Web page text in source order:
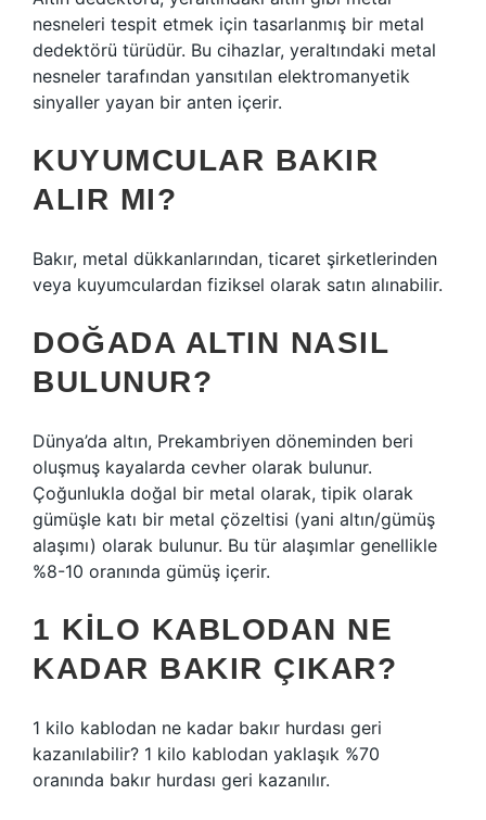
nesneleri tespit etmek için tasarlanmış bir metal
dedektörü türüdür. Bu cihazlar, yeraltındaki metal
nesneler tarafından yansıtılan elektromanyetik
sinyaller yayan bir anten içerir.
KUYUMCULAR BAKIR
ALIR MI?
Bakır, metal dükkanlarından, ticaret şirketlerinden
veya kuyumculardan fiziksel olarak satın alınabilir.
DOĞADA ALTIN NASIL
BULUNUR?
Dünya’da altın, Prekambriyen döneminden beri
oluşmuş kayalarda cevher olarak bulunur.
Çoğunlukla doğal bir metal olarak, tipik olarak
gümüşle katı bir metal çözeltisi (yani altın/gümüş
alaşımı) olarak bulunur. Bu tür alaşımlar genellikle
%8-10 oranında gümüş içerir.
1 KILO KABLODAN NE
KADAR BAKIR ÇIKAR?
1 kilo kablodan ne kadar bakır hurdası geri
kazanılabilir? 1 kilo kablodan yaklaşık %70
oranında bakır hurdası geri kazanılır.